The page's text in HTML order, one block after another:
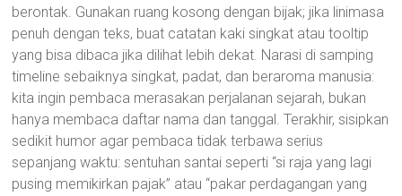
berontak. Gunakan ruang kosong dengan bijak; jika linimasa
penuh dengan teks, buat catatan kaki singkat atau tooltip
yang bisa dibaca jika dilihat lebih dekat. Narasi di samping
timeline sebaiknya singkat, padat, dan beraroma manusia:
kita ingin pembaca merasakan perjalanan sejarah, bukan
hanya membaca daftar nama dan tanggal. Terakhir, sisipkan
sedikit humor agar pembaca tidak terbawa serius
sepanjang waktu: sentuhan santai seperti “si raja yang lagi
pusing memikirkan pajak” atau “pakar perdagangan yang